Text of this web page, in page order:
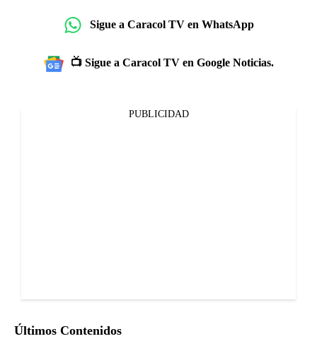
Sigue a Caracol TV en WhatsApp
📺 Sigue a Caracol TV en Google Noticias.
PUBLICIDAD
Últimos Contenidos